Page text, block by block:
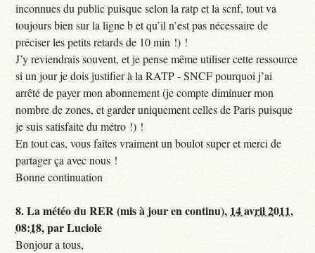
inconnues du public puisque selon la ratp et la scnf, tout va
toujours bien sur la ligne b et qu’il n’est pas nécessaire de
préciser les petits retards de 10 min !) !
J’y reviendrais souvent, et je pense même utiliser cette ressource
si un jour je dois justifier à la RATP - SNCF pourquoi j’ai
arrêté de payer mon abonnement (je compte diminuer mon
nombre de zones, et garder uniquement celles de Paris puisque
je suis satisfaite du métro !) !
En tout cas, vous faîtes vraiment un boulot super et merci de
partager ça avec nous !
Bonne continuation
8.La météo du RER (mis à jour en continu), 14 avril 2011,
08:18,parLuciole
Bonjour a tous,